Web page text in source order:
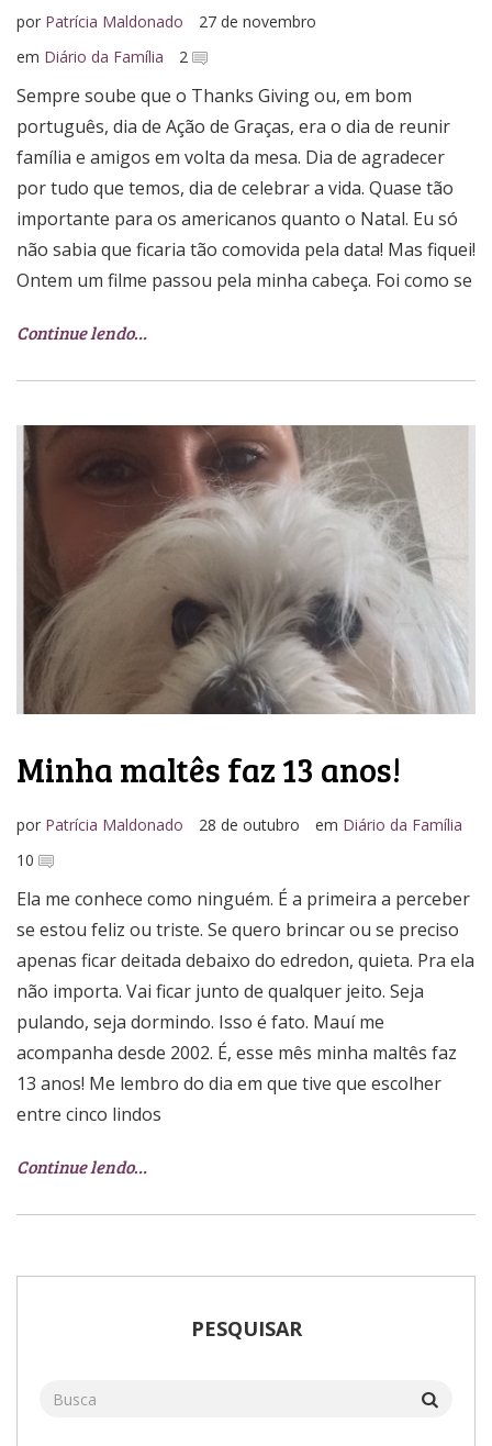
por Patrícia Maldonado
27 de novembro
em Diário da Família 2
Sempre soube que o Thanks Giving ou, em bom
português, dia de Ação de Graças, era o dia de reunir
família e amigos em volta da mesa. Dia de agradecer
por tudo que temos, dia de celebrar a vida. Quase tão
importante para os americanos quanto o Natal. Eu só
não sabia que ficaria tão comovida pela data! Mas fiquei!
Ontem um filme passou pela minha cabeça. Foi como se
Continue lendo…
Minha maltês faz 13 anos!
por Patrícia Maldonado 28 de outubro em Diário da Família
10
Ela me conhece como ninguém. É a primeira a perceber
se estou feliz ou triste. Se quero brincar ou se preciso
apenas ficar deitada debaixo do edredon, quieta. Pra ela
não importa. Vai ficar junto de qualquer jeito. Seja
pulando, seja dormindo. Isso é fato. Mauí me
acompanha desde 2002. É, esse mês minha maltês faz
13 anos! Me lembro do dia em que tive que escolher
entre cinco lindos
Continue lendo…
PESQUISAR